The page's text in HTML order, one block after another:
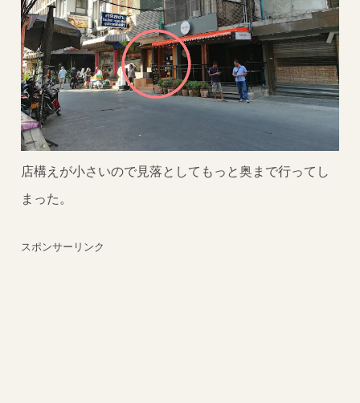
店構えが小さいので見落としてもっと奥まで行ってし
まった。
スポンサーリンク